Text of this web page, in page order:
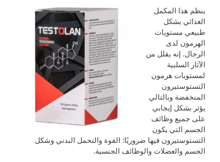
ينظم هذا المكمل
الغذائي بشكل
طبيعي مستويات
الهرمون لدى
الرجال. إنه يقلل من
الآثار السلبية
لمستويات هرمون
التستوستيرون
المنخفضة وبالتالي
يؤثر بشكل إيجابي
على جميع وظائف
الجسم التي يكون
التستوستيرون فيها ضروريًا: القوة والتحمل البدني وشكل
الجسم والعضلات والوظائف الجنسية.